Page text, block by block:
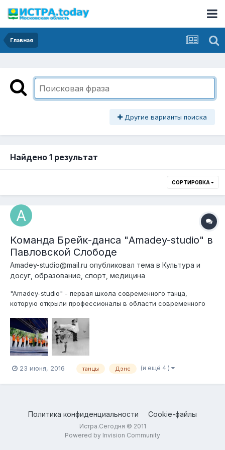
Главная
Другие варианты поиска
Найдено 1 результат
СОРТИРОВКА
Команда Брейк-данса "Amadey-studio" в
Павловской Слободе
Amadey-studio@mail.ru опубликовал тема в Культура и
досуг, образование, спорт, медицина
"Amadey-studio" - первая школа современного танца,
которую открыли профессионалы в области современного
приглашаем Ваших детей на занятия танцами Брейк-данс и
Хип-хоп в новые группы, которые смогут продолжить занятия
и в учебном году)) Поче...
23 июня, 2016 танцы Дэнс (и ещё 4 )
Политика конфиденциальности Cookie-файлы
Истра.Сегодня © 2011
Powered by Invision Community